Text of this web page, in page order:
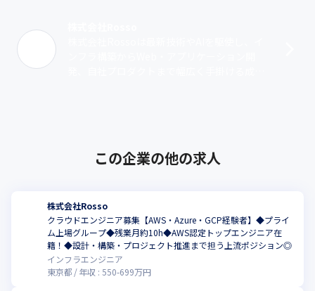
この企業の他の求人
株式会社Rosso
クラウドエンジニア募集【AWS・Azure・GCP経験者】◆プライ
ム上場グループ◆残業月約10h◆AWS認定トップエンジニア在
籍！◆設計・構築・プロジェクト推進まで担う上流ポジション◎
インフラエンジニア
東京都
年収 :550-699万円